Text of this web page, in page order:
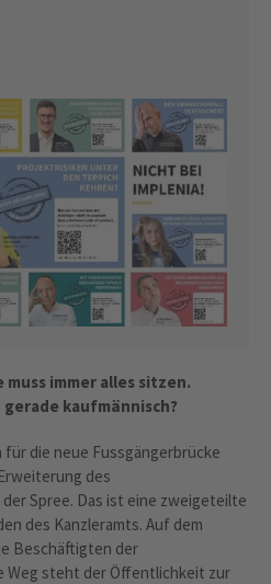
immer alles sitzen.
kaufmännisch?
die neue Fussgängerbrücke
des
Spree. Das ist eine zweigeteilte
des Kanzleramts. Auf dem
Beschäftigten der
Weg steht der Öffentlichkeit zur